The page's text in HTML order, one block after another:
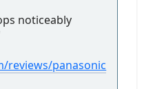
noticeably
reviews/panasonic